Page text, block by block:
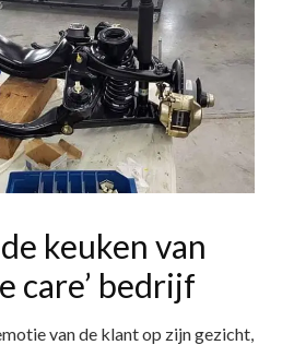
keuken van
care’ bedrijf
van de klant op zijn gezicht,